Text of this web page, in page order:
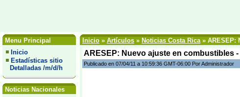
Menu Principal
Inicio
Estadísticas sitio
Detalladas /m/d/h
Noticias Nacionales
Inicio » Artículos » Noticias Costa Rica» ARESEP:
ARESEP: Nuevo ajuste en combustibles
Publicado en 07/04/11 a 10:59:36 GMT-06:00 Por Administrador